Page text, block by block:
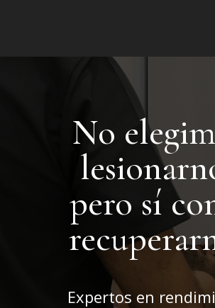
No
pero sí
Expertos en